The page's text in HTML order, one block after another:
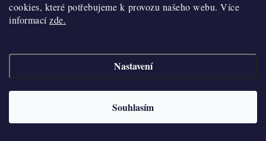
cookies, které potřebujeme k provozu našeho webu. Více
informacízde.
Nastavení
Souhlasím
Moje objednávka
Výdejní místa
Velkoobchod
Doprava a platba
Vytvořil Shoptet
Copyright 2026
cookies